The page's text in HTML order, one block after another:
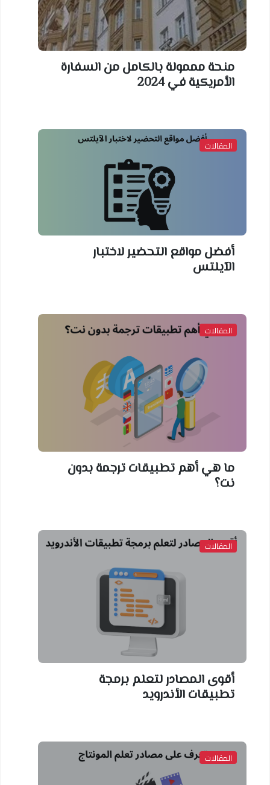
منحة مممولة بالكامل من السفارة
الأمريكية في 2024
المقالات
أفضل مواقع التحضير لاختبار
الآيلتس
المقالات
ما هي أهم تطبيقات ترجمة بدون
نت؟
المقالات
أقوى المصادر لتعلم برمجة
تطبيقات الأندرويد
المقالات